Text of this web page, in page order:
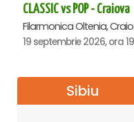
CLASSIC vs POP - Craiova
Sibiu